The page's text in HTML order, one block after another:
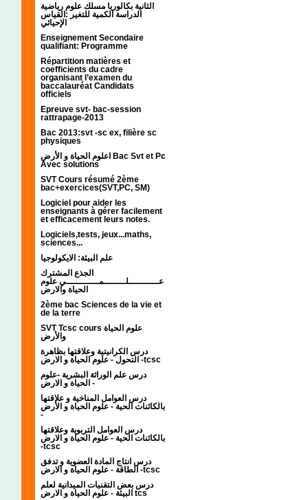
الثانية بكالوريا مسلك علوم رياضية
الدراسة الكمية للتغير :القياس
الإحيائي
Enseignement Secondaire
qualifiant: Programme
Répartition matières et
coefficients du cadre
organisant l’examen du
baccalauréat Candidats
officiels
Epreuve svt- bac-session
rattrapage-2013
Bac 2013:svt -sc ex, filière sc
physiques
اعلوم الحياة و الأرض Bac Svt et Pc
Avec solutions
SVT Cours résumé 2ème
bac+exercices(SVT,PC, SM)
Logiciel pour aider les
enseignants à gérer facilement
et efficacement leurs notes.
Logiciels,tests, jeux...maths,
sciences...
علم البيئة: الايكولوجيا
الجذع المشترك
عـــــــــــلــــــــمــــــــــــي علوم
الحياة والارض
2ème bac Sciences de la vie et
de la terre
SVT Tcsc cours علوم الحياة
والأرض
درس الكرانيتية وعلاقتها بظاهرة
التحول - علوم الحياة و الارض -tcsc
درس علم الوراثة البشرية -علوم
الحياة و الارض -
درس العوامل المناخية و علاقتها
بالكائنات الحية - علوم الحياة و الأرض
-
درس العوامل التربوية وعلاقتها
بالكائنات الحية - علوم الحياة و الارض
-tcsc
درس انتاج المادة العضوية و تدفق
الطاقة - علوم الحياة و الارض -tcsc
درس بعض التقنيات الميدانية لعلم
البيئة - علوم الحياة و الارض tcs